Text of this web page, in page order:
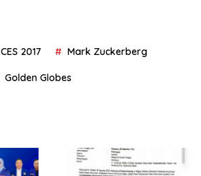
CES 2017 Mark Zuckerberg
Golden Globes